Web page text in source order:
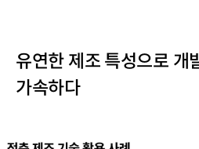
유연한 제조 특성으로 개
가속하다